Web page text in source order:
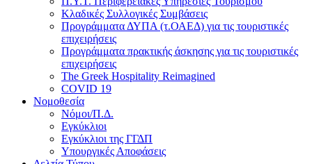
Κλαδικές Συλλογικές Συμβάσεις
Προγράμματα ΔΥΠΑ (τ.ΟΑΕΔ) για τις τουριστικές
επιχειρήσεις
Προγράμματα πρακτικής άσκησης για τις τουριστικές
επιχειρήσεις
The Greek Hospitality Reimagined
COVID 19
Νομοθεσία
Νόμοι/Π.Δ.
Εγκύκλιοι
Εγκύκλιοι της ΓΓΔΠ
Υπουργικές Αποφάσεις